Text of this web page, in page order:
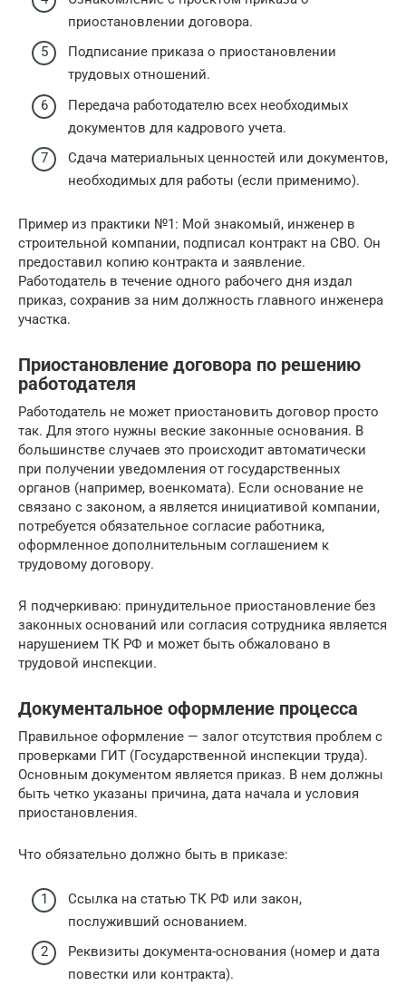
приостановлении договора.
Подписание приказа о приостановлении
трудовых отношений.
Передача работодателю всех необходимых
документов для кадрового учета.
Сдача материальных ценностей или документов,
необходимых для работы (если применимо).
Пример из практики №1: Мой знакомый, инженер в
строительной компании, подписал контракт на СВО. Он
предоставил копию контракта и заявление.
Работодатель в течение одного рабочего дня издал
приказ, сохранив за ним должность главного инженера
участка.
Приостановление договора по решению
работодателя
Работодатель не может приостановить договор просто
так. Для этого нужны веские законные основания. В
большинстве случаев это происходит автоматически
при получении уведомления от государственных
органов (например, военкомата). Если основание не
связано с законом, а является инициативой компании,
потребуется обязательное согласие работника,
оформленное дополнительным соглашением к
трудовому договору.
Я подчеркиваю: принудительное приостановление без
законных оснований или согласия сотрудника является
нарушением ТК РФ и может быть обжаловано в
трудовой инспекции.
Документальное оформление процесса
Правильное оформление — залог отсутствия проблем с
проверками ГИТ (Государственной инспекции труда).
Основным документом является приказ. В нем должны
быть четко указаны причина, дата начала и условия
приостановления.
Что обязательно должно быть в приказе:
Ссылка на статью ТК РФ или закон,
послуживший основанием.
Реквизиты документа-основания (номер и дата
повестки или контракта).